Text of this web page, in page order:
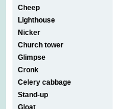
Cheep
Lighthouse
Nicker
Church tower
Glimpse
Cronk
Celery cabbage
Stand-up
Gloat